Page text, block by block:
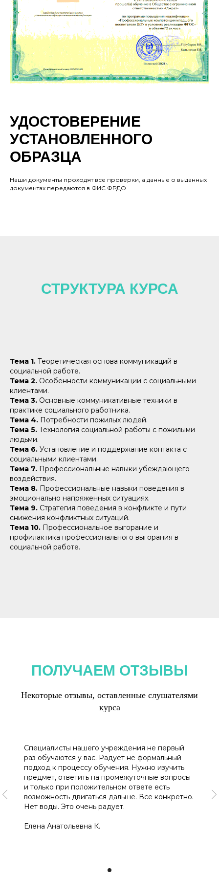
УДОСТОВЕРЕНИЕ
УСТАНОВЛЕННОГО
ОБРАЗЦА
Наши документы проходят все проверки, а данные о выданных
документах передаются в ФИС ФРДО
СТРУКТУРА КУРСА
Тема 1. Теоретическая основа коммуникаций в
социальной работе.
Тема 2. Особенности коммуникации с социальными
клиентами.
Тема 3. Основные коммуникативные техники в
практике социального работника.
Тема 4. Потребности пожилых людей.
Тема 5. Технология социальной работы с пожилыми
людьми.
Тема 6. Установление и поддержание контакта с
социальными клиентами.
Тема 7. Профессиональные навыки убеждающего
воздействия.
Тема 8. Профессиональные навыки поведения в
эмоционально напряженных ситуациях.
Тема 9. Стратегия поведения в конфликте и пути
снижения конфликтных ситуаций.
Тема 10. Профессиональное выгорание и
профилактика профессионального выгорания в
социальной работе.
ПОЛУЧАЕМ ОТЗЫВЫ
Некоторые отзывы, оставленные слушателями
курса
Специалисты нашего учреждения не первый
раз обучаются у вас. Радует не формальный
подход к процессу обучения. Нужно изучить
предмет, ответить на промежуточные вопросы
и только при положительном ответе есть
возможность двигаться дальше. Все конкретно.
Нет воды. Это очень радует.
Елена Анатольевна К.